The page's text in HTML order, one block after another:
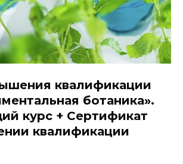
квалификации
ботаника».
курс + Сертификат
квалификации